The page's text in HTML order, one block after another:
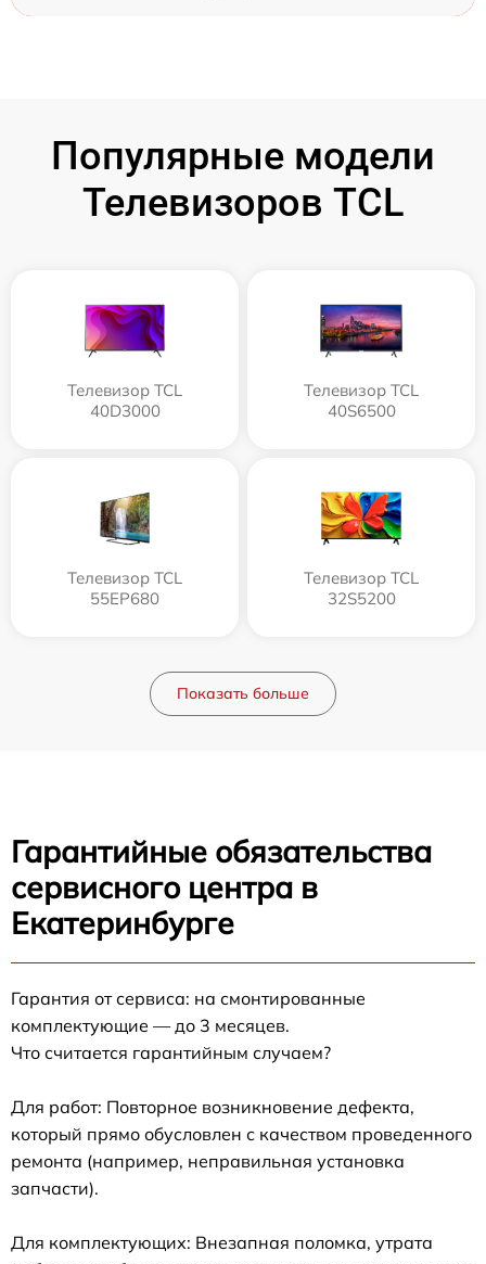
Популярные модели
Телевизоров TCL
Телевизор TCL
40D3000
Телевизор TCL
40S6500
Телевизор TCL
55EP680
Телевизор TCL
32S5200
Показать больше
Гарантийные обязательства
сервисного центра в
Екатеринбурге
Гарантия от сервиса: на смонтированные
комплектующие — до 3 месяцев.
Что считается гарантийным случаем?
Для работ: Повторное возникновение дефекта,
который прямо обусловлен с качеством проведенного
ремонта (например, неправильная установка
запчасти).
Для комплектующих: Внезапная поломка, утрата